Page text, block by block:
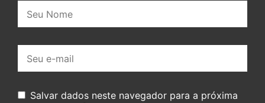
mail:
Salvar dados neste navegador para a próxima